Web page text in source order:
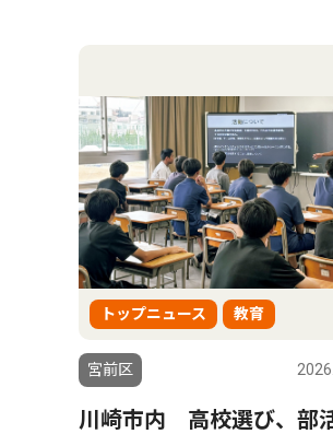
トップニュース 教育
宮前区
川崎市内 高校選び、部